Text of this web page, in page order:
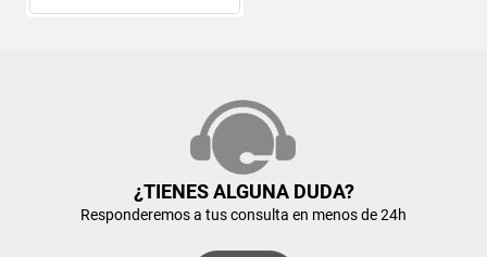
¿TIENES ALGUNA DUDA?
Responderemos a tus consulta en menos de 24h